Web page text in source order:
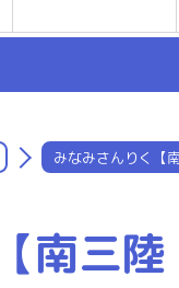
みなみさんりく【
南三陸